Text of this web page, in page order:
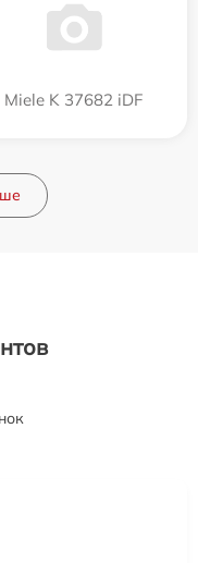
Miele K 37682 iDF